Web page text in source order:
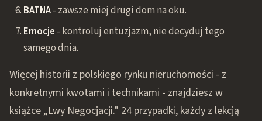
BATNA- zawsze miej drugi dom na oku.
Emocje - kontroluj entuzjazm, nie decyduj tego
samego dnia.
Więcej historii z polskiego rynku nieruchomości - z
konkretnymi kwotami i technikami - znajdziesz w
książce „Lwy Negocjacji.” 24 przypadki, każdy z lekcją